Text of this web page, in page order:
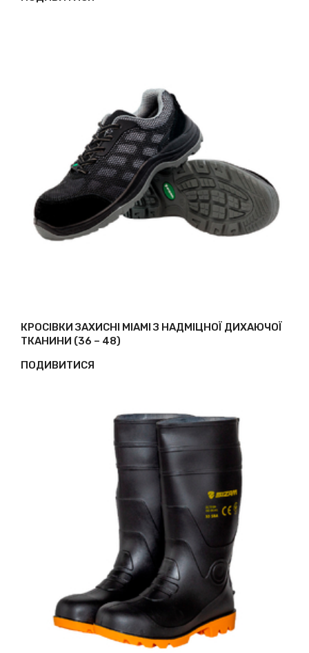
КРОСІВКИ ЗАХИСНІ MIAMI З НАДМІЦНОЇ ДИХАЮЧОЇ
ТКАНИНИ (36 – 48)
ПОДИВИТИСЯ